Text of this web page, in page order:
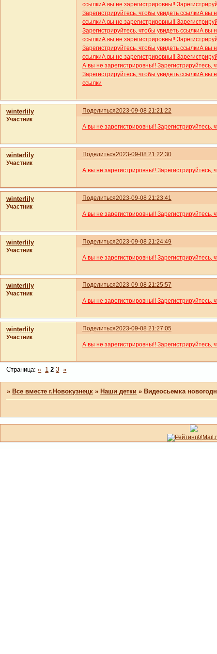
ссылкиА вы не зарегистрировны!!
Зарегистрируйтесь, чтобы увидеть ссылкиА вы
ссылкиА вы не зарегистрировны!!
Зарегистрируйтесь, чтобы увидеть ссылкиА вы
ссылкиА вы не зарегистрировны!!
Зарегистрируйтесь, чтобы увидеть ссылкиА вы
ссылкиА вы не зарегистрировны!!
А вы не зарегистрировны!! Зарегистрируйтесь,
Зарегистрируйтесь, чтобы увидеть ссылкиА вы
ссылки
Поделиться2023-09-08 21:21:22
winterlily
Участник
А вы не зарегистрировны!! Зарегистрируйтесь,
Поделиться2023-09-08 21:22:30
winterlily
Участник
А вы не зарегистрировны!! Зарегистрируйтесь,
Поделиться2023-09-08 21:23:41
winterlily
Участник
А вы не зарегистрировны!! Зарегистрируйтесь,
Поделиться2023-09-08 21:24:49
winterlily
Участник
А вы не зарегистрировны!! Зарегистрируйтесь,
Поделиться2023-09-08 21:25:57
winterlily
Участник
А вы не зарегистрировны!! Зарегистрируйтесь,
Поделиться2023-09-08 21:27:05
winterlily
Участник
А вы не зарегистрировны!! Зарегистрируйтесь,
Страница:« 1 2 3 »
»Все вместе г.Новокузнецк »Наши детки »Видеосьемка